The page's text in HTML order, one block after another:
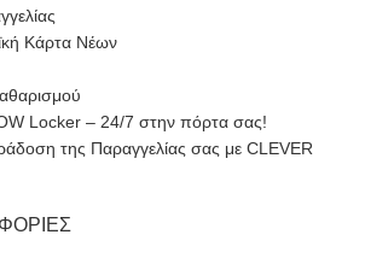
Κάρτα Νέων
Locker – 24/7 στην πόρτα σας!
της Παραγγελίας σας με CLEVER